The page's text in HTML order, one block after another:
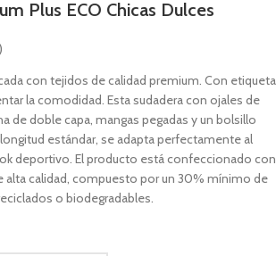
Plus ECO Chicas Dulces
con tejidos de calidad premium. Con etiqueta
la comodidad. Esta sudadera con ojales de
de doble capa, mangas pegadas y un bolsillo
estándar, se adapta perfectamente al
deportivo. El producto está confeccionado con
alta calidad, compuesto por un 30% mínimo de
o biodegradables.